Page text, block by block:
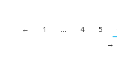
← 1 … 4 5
→